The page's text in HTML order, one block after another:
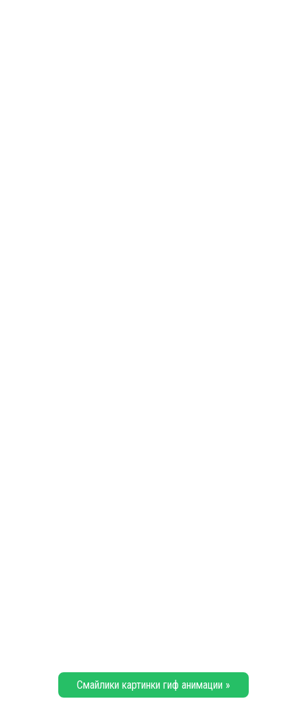
Смайлики картинки гиф анимации »